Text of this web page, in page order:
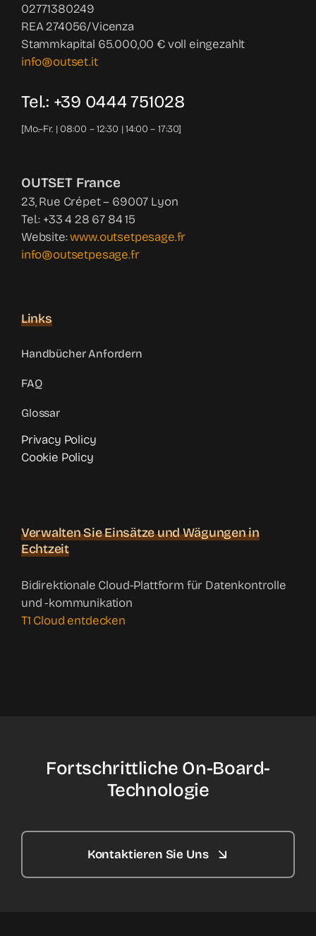
02771380249
REA 274056/Vicenza
Stammkapital 65.000,00 € voll eingezahlt
info@outset.it
Tel.: +39 0444 751028
[Mo.–Fr. | 08:00 – 12:30 | 14:00 – 17:30]
OUTSET France
23, Rue Crépet – 69007 Lyon
Tel.: +33 4 28 67 84 15
Website:www.outsetpesage.fr
info@outsetpesage.fr
Links
Handbücher Anfordern
FAQ
Glossar
Privacy Policy
Cookie Policy
Verwalten Sie Einsätze und Wägungen in
Echtzeit
Bidirektionale Cloud-Plattform für Datenkontrolle
und -kommunikation
T1 Cloud entdecken
Fortschrittliche On-Board-
Technologie
Kontaktieren Sie Uns